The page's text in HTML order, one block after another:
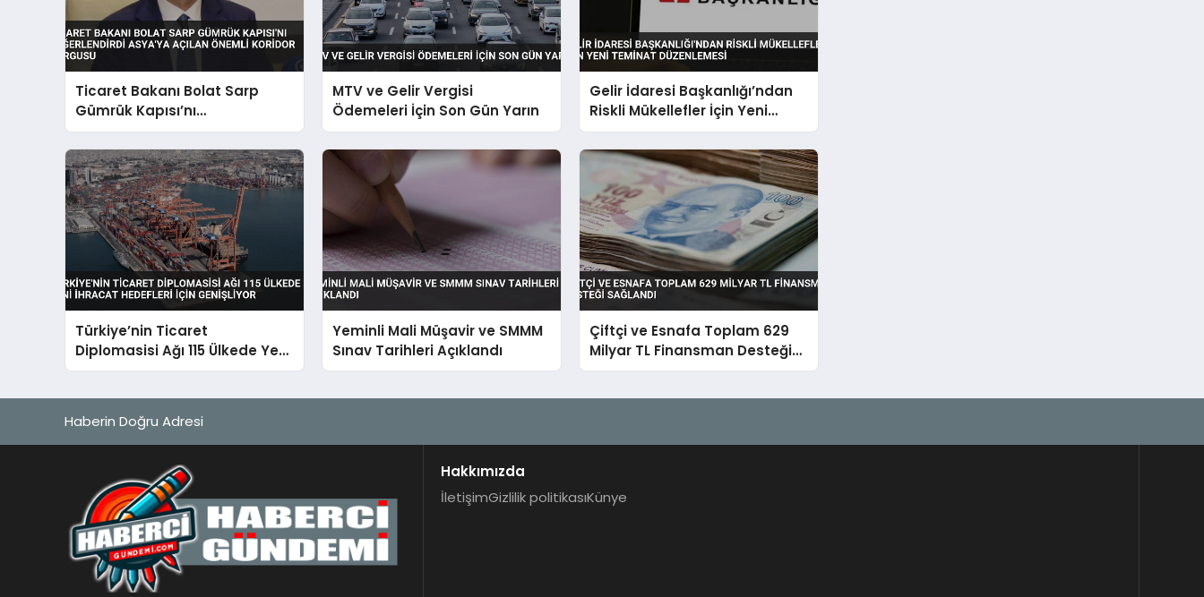
Ticaret Bakanı Bolat Sarp
Gümrük Kapısı’nı
Değerlendirdi Asya’ya Açılan
Önemli Koridor Vurgusu
MTV ve Gelir Vergisi
Ödemeleri İçin Son Gün Yarın
Gelir İdaresi Başkanlığı’ndan
Riskli Mükellefler İçin Yeni
Teminat Düzenlemesi
Türkiye’nin Ticaret
Diplomasisi Ağı 115 Ülkede Yeni
İhracat Hedefleri İçin
Yeminli Mali Müşavir ve SMMM
Sınav Tarihleri Açıklandı
Çiftçi ve Esnafa Toplam 629
Milyar TL Finansman Desteği
Sağlandı
Haberin Doğru Adresi
Hakkımızda
İletişimGizlilik politikasıKünye